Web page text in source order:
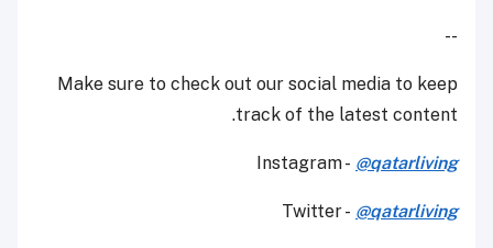
--
Make sure to check out our social media to keep
track of the latest content.
Instagram - @qatarliving
Twitter - @qatarliving